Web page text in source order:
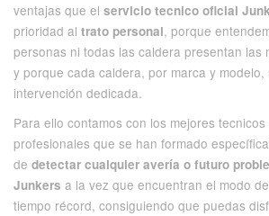
ventajas que el servicio tecnico oficial
prioridad al trato personal, porque
personas ni todas las caldera presentan las
y porque cada caldera, por marca y modelo,
intervención dedicada.
Para ello contamos con los mejores
profesionales que se han formado
de detectar cualquier avería o futuro
Junkers a la vez que encuentran el modo
tiempo récord, consiguiendo que puedas